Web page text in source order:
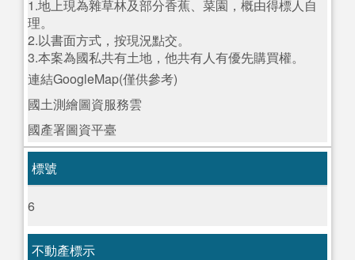
1.地上現為雜草林及部分香蕉、菜園，概由得標人自
理。
2.以書面方式，按現況點交。
3.本案為國私共有土地，他共有人有優先購買權。
連結GoogleMap(僅供參考)
國土測繪圖資服務雲
國產署圖資平臺
標號
6
不動產標示